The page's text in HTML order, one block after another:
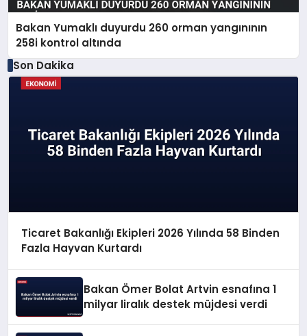
Bakan Yumaklı duyurdu 260 orman yangınının
258i kontrol altında
Son Dakika
Ticaret Bakanlığı Ekipleri 2026 Yılında 58 Binden
Fazla Hayvan Kurtardı
Bakan Ömer Bolat Artvin esnafına 1
milyar liralık destek müjdesi verdi